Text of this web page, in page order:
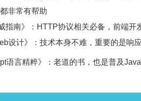
非常有帮助
指南》：HTTP协议相关必备，前端
设计》：技术本身不难，重要的是响
言精粹》：老道的书，也是普及